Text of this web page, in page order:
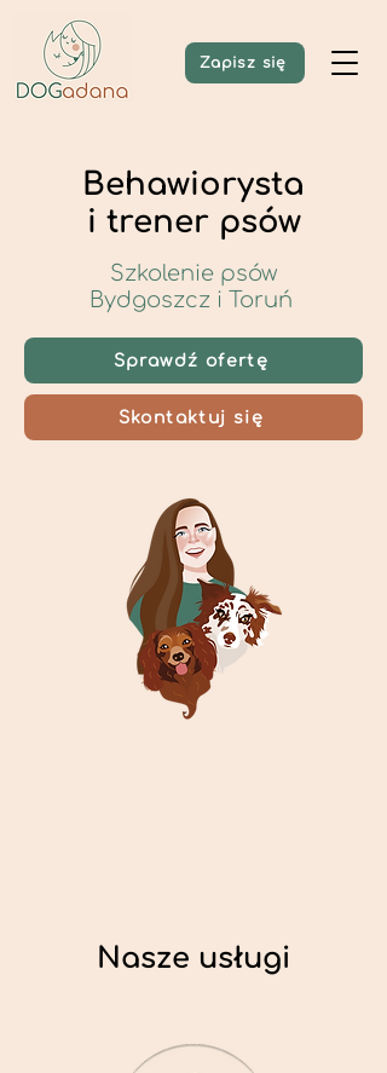
Zapisz się
Behawiorysta
i trener psów
Szkolenie psów
Bydgoszcz i Toruń
Sprawdź ofertę
Skontaktuj się
Nasze usługi